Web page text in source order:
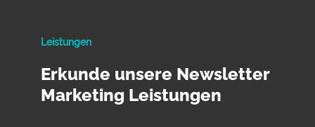
Leistungen
Erkunde unsere Newsletter
Marketing Leistungen